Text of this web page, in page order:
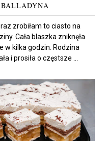
BALLADYNA
zrobiłam to ciasto na
Cała blaszka zniknęła
w kilka godzin. Rodzina
i prosiła o częstsze ...